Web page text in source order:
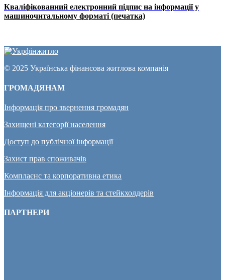
Кваліфікованний електронний підпис на інформації у
машиночитальному форматі (печатка)
© 2025 Українська фінансова житлова компанія
ГРОМАДЯНАМ
Інформація про звернення громадян
Захищені категорії населення
Доступ до публічної інформації
Захист прав споживачів
Комплаєнс та корпоративна етика
Інформація для акціонерів та стейкхолдерів
ПАРТНЕРИ